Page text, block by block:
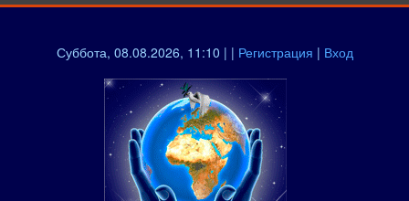
Суббота, 08.08.2026, 11:10 | | Регистрация | Вход